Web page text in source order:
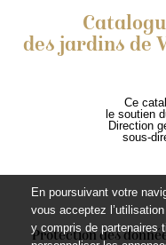
des jardins de
Ce
le soutien
Direction
sous-
Protection des
En poursuivant votre
vous acceptez
y compris de partenaires